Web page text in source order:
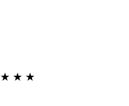
★ ★ ★